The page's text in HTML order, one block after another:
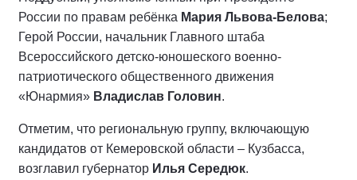
России по правам ребёнка Мария Львова-Белова;
Герой России, начальник Главного штаба
Всероссийского детско-юношеского военно-
патриотического общественного движения
«Юнармия» Владислав Головин.
Отметим, что региональную группу, включающую
кандидатов от Кемеровской области – Кузбасса,
возглавил губернатор Илья Середюк.